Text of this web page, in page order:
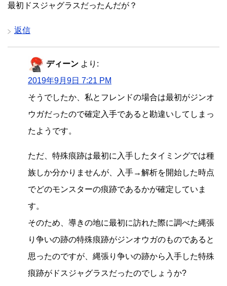
最初ドスジャグラスだったんだが？
返信
ディーン より:
2019年9月9日 7:21 PM
そうでしたか、私とフレンドの場合は最初がジンオ
ウガだったので確定入手であると勘違いしてしまっ
たようです。
ただ、特殊痕跡は最初に入手したタイミングでは種
族しか分かりませんが、入手→解析を開始した時点
でどのモンスターの痕跡であるかが確定していま
す。
そのため、導きの地に最初に訪れた際に調べた縄張
り争いの跡の特殊痕跡がジンオウガのものであると
思ったのですが、縄張り争いの跡から入手した特殊
痕跡がドスジャグラスだったのでしょうか?